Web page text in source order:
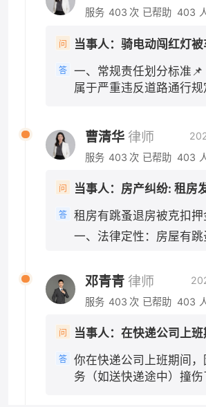
付医疗费用，超出部分机动车方
存在明显超速等严重违法情形才
强险赔付范围内，即便你是主要
支出并不会太多；对事故认定书
费。 3. 司法途径（投诉调解无效） 1. 小额诉
人民法院小程序提交立案，诉讼
万内诉讼费50元）； 2. 申请仲
约定仲裁条款，按约定提起仲裁。 三、⚠️
避坑提醒 1. 不要擅自弃房失联：退房时做好房屋
2. 房东不得以“签完合同即不能
履行前提是房屋符合居住条件
先，租客法定解约权不受签约约
东，房东无法举证则扣款无效。 需要我帮你草
一份发给房东的正式催告短信文
制性规定。 二、"工作任务"的认定是关键 你提
到"是工作任务"，这一点非常重
定和司法实践，判断是否属于"
主要看以下几点：事故发生时你
工作、是否受单位管理、是否在
任务。快递员在送快递途中发生
际上是在为单位工作、接受单
会认定构成事实上的劳动关系或
不能以"不是正式员工"为由免责。 此外，如果
递公司为车辆或员工投保了商业
（包括交强险等），应首先由保
同约定的范围内先行赔付，不足
位承担赔偿责任。伤者医药费几
险理赔范围内，应先走保险理赔程序。
问题。《民法典》第一千一百
定，用人单位承担侵权责任后，
者重大过失的工作人员追偿。 也就是说，如果这
次事故中你有故意或重大过失，
醉酒驾驶、严重违反交通规则导
公司在赔偿伤者之后，可以向你
赔偿款。但如果你只有一般过失
驶失误、轻微违反交规但未达
服务 403 次 已帮助 403
问
答
一、常规责任划分标准📌 电动车闯红灯
属于严重违反道路通行规
责（70%及以上），机
以内），多数情况划定电
时等过错：电动车主要责
动车无任何违法，交强
付伤者损失。 二、赔偿规则（重点，
赔付：医疗费1.8万限额
18万限额。你的轻伤医
例折算。 只有超出交强
才按照双方责任比例划
失承担顺序 交强险先行
分，由机动车商业三者险
曹清华 律师
服务 403 次 已帮助 403
问
答
租房有跳蚤退房被克扣
一、法律定性：房屋有跳
适宜居住，无卫生虫害
积滋生跳蚤，达不到正常
主张解除租赁合同、全额
东无故扣除1000元无合法依
举证要点（优先留存证据） 1. 虫害
证据：房屋跳蚤实拍视频
邓青青 律师
服务 403 次 已帮助 403
问
答
你在快递公司上班期间
务（如送快递途中）撞伤